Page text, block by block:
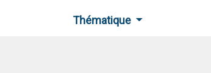
Thématique